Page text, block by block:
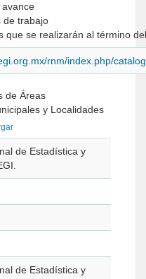
de trabajo
que se realizarán al término
rnm/index.php/
y Localidades
de Estadística y
de Estadística y